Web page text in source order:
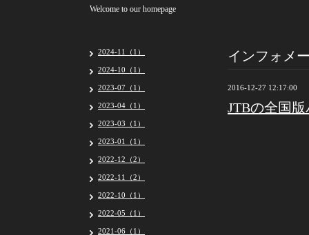
Welcome to our homepage
インフォメ
2016-12-27 12:17:00
JTBの全国
2024-11（1）
2024-10（1）
2023-07（1）
2023-04（1）
2023-03（1）
2023-01（1）
2022-12（2）
2022-11（2）
2022-10（1）
2022-05（1）
2021-06（1）